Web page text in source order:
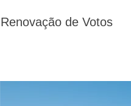
Renovação de Votos